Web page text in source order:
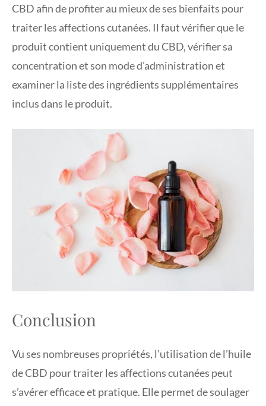
CBD afin de profiter au mieux de ses bienfaits pour
traiter les affections cutanées. Il faut vérifier que le
produit contient uniquement du CBD, vérifier sa
concentration et son mode d’administration et
examiner la liste des ingrédients supplémentaires
inclus dans le produit.
Conclusion
Vu ses nombreuses propriétés, l’utilisation de l’huile
de CBD pour traiter les affections cutanées peut
s’avérer efficace et pratique. Elle permet de soulager